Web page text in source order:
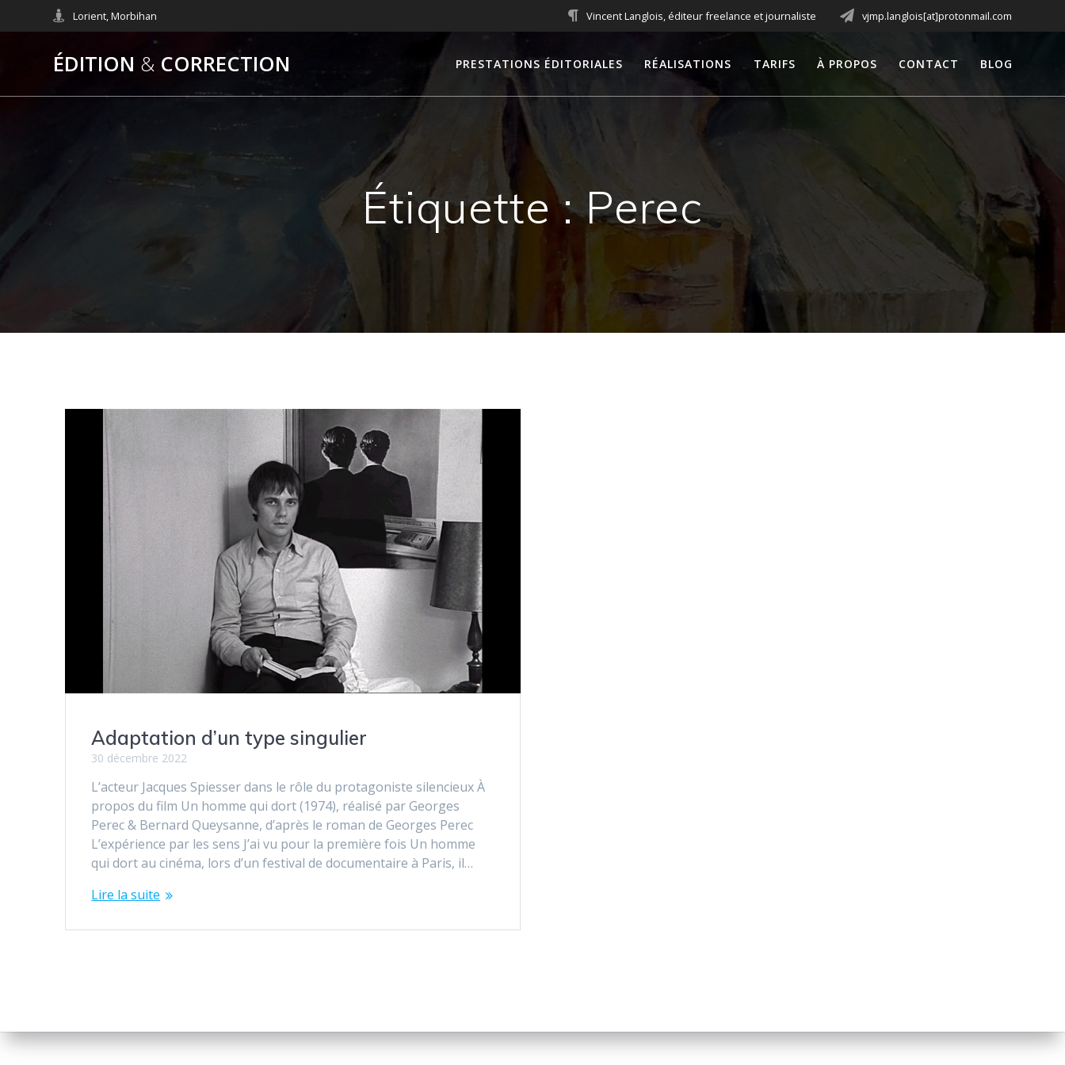
to
Lorient, Morbihan Vincent Langlois, éditeur freelance et journaliste vjmp.langlois[at]protonmail.com
ÉDITION & CORRECTION PRESTATIONS ÉDITORIALES RÉALISATIONS TARIFS À PROPOS CONTACT BLOG
Étiquette :Perec
Adaptation d’un type singulier
30 décembre 2022
L’acteur Jacques Spiesser dans le rôle du protagoniste silencieux À
propos du film Un homme qui dort (1974), réalisé par Georges
Perec & Bernard Queysanne, d’après le roman de Georges Perec
L’expérience par les sens J’ai vu pour la première fois Un homme
qui dort au cinéma, lors d’un festival de documentaire à Paris, il…
Lire la suite